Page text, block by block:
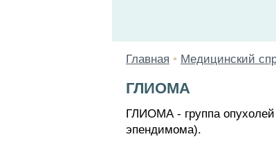
Главная • Медицинский
ГЛИОМА
ГЛИОМА - группа опухолей
эпендимома).